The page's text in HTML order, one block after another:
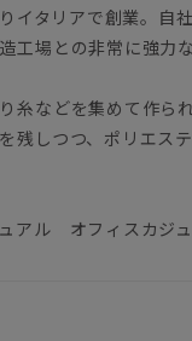
イタリアで創業。自
工場との非常に強力
糸などを集めて作ら
残しつつ、ポリエス
アル オフィスカジ